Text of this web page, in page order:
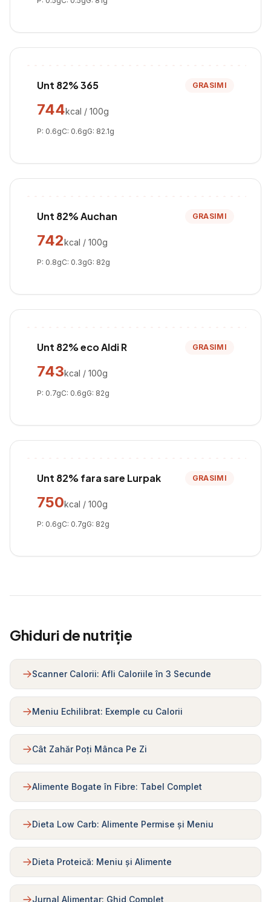
Unt 82% 365 GRASIMI
744kcal / 100g
P: 0.6gC: 0.6gG: 82.1g
Unt 82% Auchan GRASIMI
742kcal / 100g
P: 0.8gC: 0.3gG: 82g
Unt 82% eco Aldi R GRASIMI
743kcal / 100g
P: 0.7gC: 0.6gG: 82g
Unt 82% fara sare Lurpak GRASIMI
750kcal / 100g
P: 0.6gC: 0.7gG: 82g
Ghiduri de nutriție
Scanner Calorii: Afli Caloriile în 3 Secunde
Meniu Echilibrat: Exemple cu Calorii
Cât Zahăr Poți Mânca Pe Zi
Alimente Bogate în Fibre: Tabel Complet
Dieta Low Carb: Alimente Permise și Meniu
Dieta Proteică: Meniu și Alimente
Jurnal Alimentar: Ghid Complet